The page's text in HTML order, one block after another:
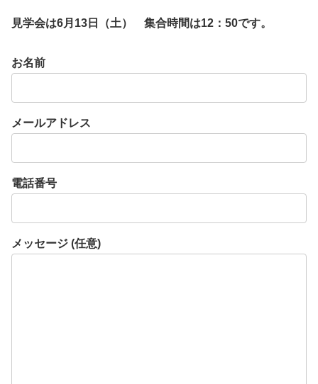
見学会は6月13日（土） 集合時間は12：50です。
お名前
メールアドレス
電話番号
メッセージ (任意)